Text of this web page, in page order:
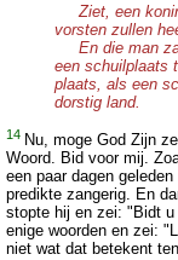
Ziet, een
vorsten zullen
En die man
een schuilplaats
plaats, als een
dorstig land.
14 Nu, moge God Zijn
Woord. Bid voor mij.
een paar dagen
predikte zangerig. En
stopte hij en zei: "Bidt
enige woorden en zei:
niet wat dat betekent